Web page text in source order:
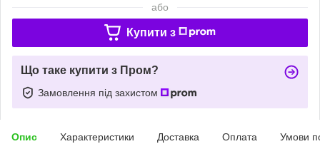
або
Купити з
Що таке купити з Пром?
Замовлення під захистом
Опис Характеристики Доставка Оплата Умови